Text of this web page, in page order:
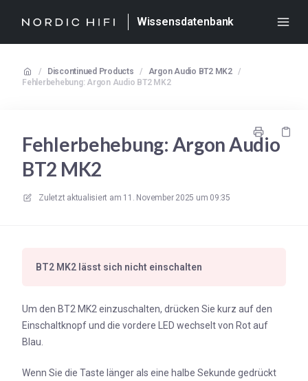
Wissensdatenbank
/ Discontinued Products / Argon Audio BT2 MK2 /
Fehlerbehebung: Argon Audio BT2 MK2
Fehlerbehebung: Argon Audio
BT2 MK2
Zuletzt aktualisiert am 11. November 2025 um 09:35
BT2 MK2 lässt sich nicht einschalten
Um den BT2 MK2 einzuschalten, drücken Sie kurz auf den
Einschaltknopf und die vordere LED wechselt von Rot auf
Blau.
Wenn Sie die Taste länger als eine halbe Sekunde gedrückt